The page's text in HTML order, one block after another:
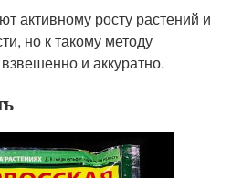
активному росту растений и
но к такому методу
и аккуратно.